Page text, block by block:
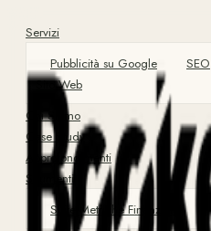
Servizi
Pubblicità su Google
SEO
Sito Web
Chi Siamo
Case Study
Approfondimenti
Strumenti
Suite Metriche Finanziarie